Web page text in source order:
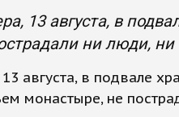
13 августа, в
ни люди,
августа, в подвале
монастыре, не